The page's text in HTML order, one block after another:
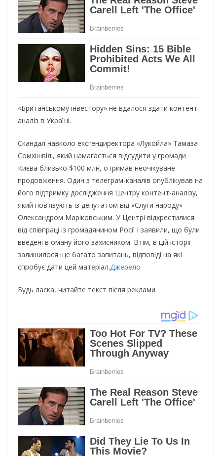
«Британському інвестору» не вдалося здати контент-
аналіз в Україні.
Скандал навколо ексгендиректора «Лукойла» Тамаза
Сомхішвілі, який намагається відсудити у громади
Києва близько $100 млн, отримав неочікуване
продовження. Один з телеграм-каналів опублікував на
його підтримку дослідження Центру контент-аналізу,
який пов’язують із депутатом від «Слуги народу»
Олександром Маріковським. У Центрі відхрестилися
від співпраці із громадянином Росії і заявили, що були
введені в оману його захисником. Втім, в цій історії
залишилося ще багато запитань, відповіді на які
спробує дати цей матеріал.Джерело
Будь ласка, читайте текст після реклами